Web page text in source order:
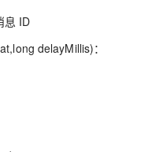
息 ID
delayMillis)：